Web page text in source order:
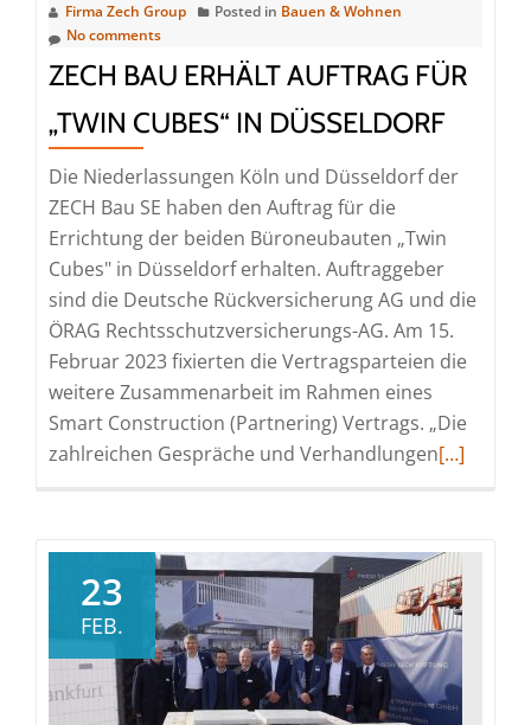
gelegt
Firma Zech Group Posted in Bauen & Wohnen
No comments
ZECH BAU ERHÄLT AUFTRAG FÜR
„TWIN CUBES“ IN DÜSSELDORF
Die Niederlassungen Köln und Düsseldorf der
ZECH Bau SE haben den Auftrag für die
Errichtung der beiden Büroneubauten „Twin
Cubes" in Düsseldorf erhalten. Auftraggeber
sind die Deutsche Rückversicherung AG und die
ÖRAG Rechtsschutzversicherungs-AG. Am 15.
Februar 2023 fixierten die Vertragsparteien die
weitere Zusammenarbeit im Rahmen eines
Smart Construction (Partnering) Vertrags. „Die
zahlreichen Gespräche und VerhandlungenRead
ZECH
Bau
erhält
Auftrag
für
„Twin
[…]
23
FEB.